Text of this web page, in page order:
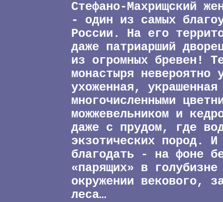
Стефано-Махрищский
- один из самых
России. На его
даже патриарший
из огромных бревен!
монастыря невероятно
ухоженная, украшенная
многочисленными
можжевельником и
даже с прудом, где
экзотических пород.
благодать - на фоне
«парящих» в
окружении векового,
леса…